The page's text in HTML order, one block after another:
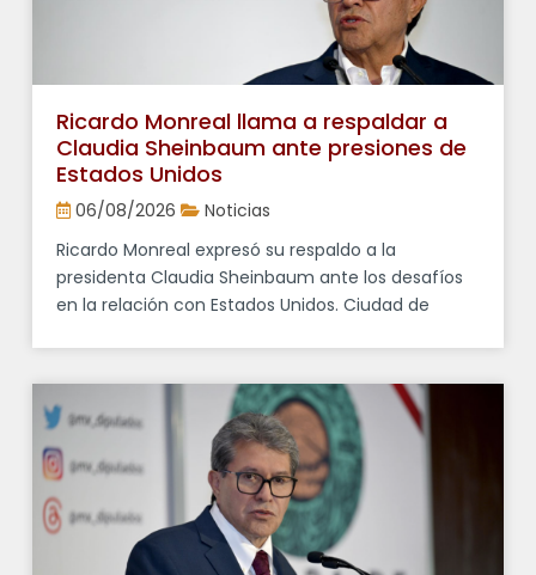
Ricardo Monreal llama a respaldar a
Claudia Sheinbaum ante presiones de
Estados Unidos
06/08/2026
Noticias
Ricardo Monreal expresó su respaldo a la
presidenta Claudia Sheinbaum ante los desafíos
en la relación con Estados Unidos. Ciudad de
Cámara de Diputados y coordinador del Grupo
Parlamentario de Morena, Ricardo Monreal Ávila,
afirmó que las presiones de […]